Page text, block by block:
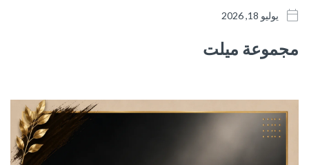
يوليو 18, 2026
مجموعة ميلت